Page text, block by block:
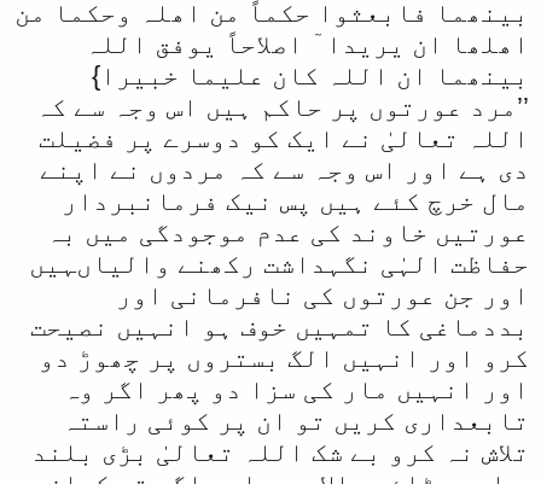
بینھما فابعثوا حکماً من اھلہ وحکما من
اھلھا ان یریدا ٓ اصلاحاً یوفق اللہ
بینھما ان اللہ کان علیما خبیرا}
’’مرد عورتوں پر حاکم ہیں اس وجہ سے کہ
اللہ تعالیٰ نے ایک کو دوسرے پر فضیلت
دی ہے اور اس وجہ سے کہ مردوں نے اپنے
مال خرچ کئے ہیں پس نیک فرمانبردار
عورتیں خاوند کی عدم موجودگی میں بہ
حفاظت الہٰی نگہداشت رکھنے والیاںہیں
اور جن عورتوں کی نافرمانی اور
بددماغی کا تمہیں خوف ہو انہیں نصیحت
کرو اور انہیں الگ بستروں پر چھوڑ دو
اور انہیں مار کی سزا دو پھر اگر وہ
تابعداری کریں تو ان پر کوئی راستہ
تلاش نہ کرو بے شک اللہ تعالیٰ بڑی بلند